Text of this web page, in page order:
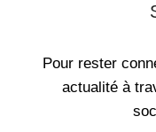
Pour rester
actualité à